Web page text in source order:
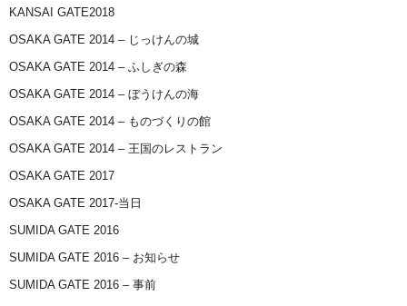
KANSAI GATE2018
OSAKA GATE 2014 – じっけんの城
OSAKA GATE 2014 – ふしぎの森
OSAKA GATE 2014 – ぼうけんの海
OSAKA GATE 2014 – ものづくりの館
OSAKA GATE 2014 – 王国のレストラン
OSAKA GATE 2017
OSAKA GATE 2017-当日
SUMIDA GATE 2016
SUMIDA GATE 2016 – お知らせ
SUMIDA GATE 2016 – 事前